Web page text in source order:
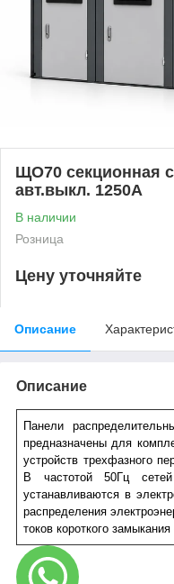
ЩО70 секционная
авт.выкл. 1250А
В наличии
Розница
Цену уточняйте
Описание
Описание
Панели
предназначены для
устройств трехфазного
В частотой 50Гц
устанавливаются в
распределения
токов короткого